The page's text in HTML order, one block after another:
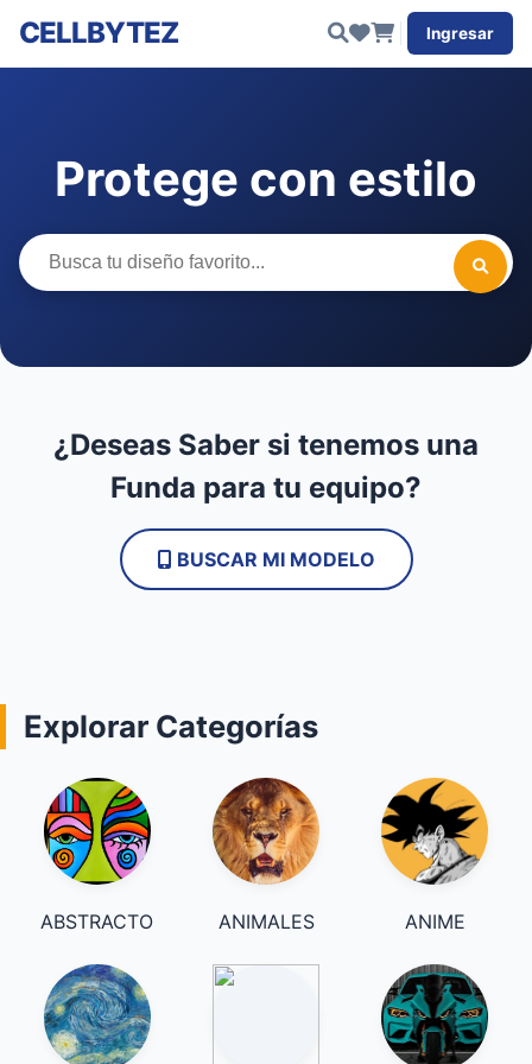
CELLBYTEZ Ingresar
Protege con estilo
¿Deseas Saber si tenemos una
Funda para tu equipo?
BUSCAR MI MODELO
Explorar Categorías
ABSTRACTO ANIMALES ANIME